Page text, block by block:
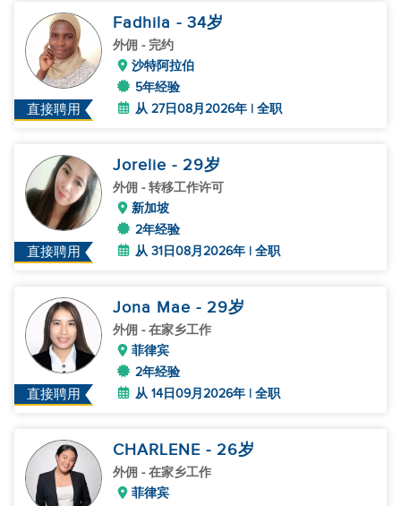
直接聘用
Fadhila - 34岁
外佣 - 完约
沙特阿拉伯
5年经验
从 27日08月2026年 | 全职
直接聘用
Jorelie - 29岁
外佣 - 转移工作许可
新加坡
2年经验
从 31日08月2026年 | 全职
直接聘用
Jona Mae - 29岁
外佣 - 在家乡工作
菲律宾
2年经验
从 14日09月2026年 | 全职
CHARLENE - 26岁
外佣 - 在家乡工作
菲律宾